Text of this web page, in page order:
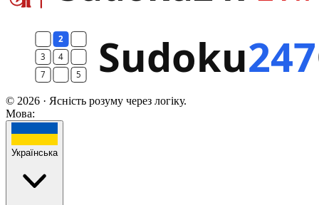
© 2026 · Ясність розуму через логіку.
Мова:
Українська